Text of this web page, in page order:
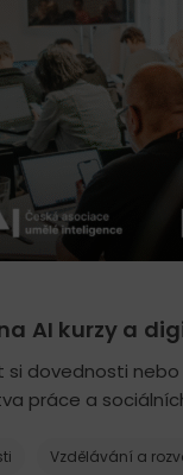
AI kurzy a
si dovednosti
práce a
Vzdělávání a